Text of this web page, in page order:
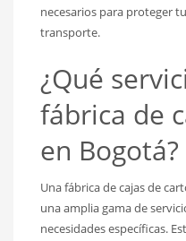
necesarios para proteger
transporte.
¿Qué
fábrica de
en Bogotá?
Una fábrica de cajas de
una amplia gama de
necesidades específicas.